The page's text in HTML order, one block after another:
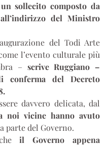
un sollecito composto da
del Ministro
del Todi Arte
l’evento culturale più
– scrive Ruggiano –
conferma del Decreto
davvero delicata, dal
noi vicine hanno avuto
parte del Governo.
cheil Governo appena